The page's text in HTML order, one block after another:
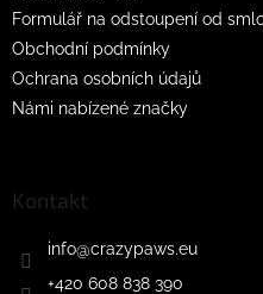
Formulář na odstoupení od
Obchodní podmínky
Ochrana osobních údajů
Námi nabízené značky
Kontakt
info@crazypaws.eu
+420 608 838 390